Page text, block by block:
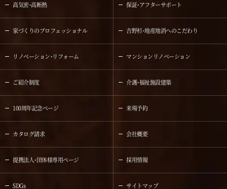
高気密・高断熱 保証・アフターサポート
家づくりのプロフェッショナル 吉野杉・地産地消へのこだわり
リノベーション・リフォーム マンションリノベーション
ご紹介制度 介護・福祉施設建築
100周年記念ページ 来場予約
カタログ請求 会社概要
提携法人・団体様専用ページ 採用情報
SDGs サイトマップ